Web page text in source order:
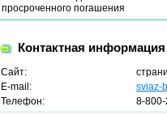
просроченного погашения
Контактная информация
Сайт:
E-mail:
sviaz-
Телефон:
8-